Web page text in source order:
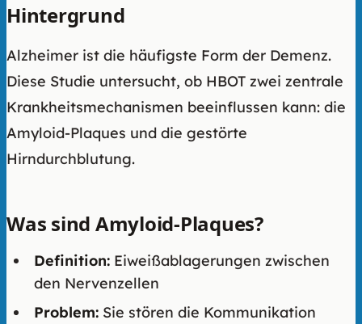
Hintergrund
Alzheimer ist die häufigste Form der Demenz.
Diese Studie untersucht, ob HBOT zwei zentrale
Krankheitsmechanismen beeinflussen kann: die
Amyloid-Plaques und die gestörte
Hirndurchblutung.
Was sind Amyloid-Plaques?
Definition: Eiweißablagerungen zwischen
den Nervenzellen
Problem: Sie stören die Kommunikation